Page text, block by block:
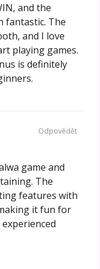
and the
fantastic. The
and I love
playing games.
is definitely
game and
The
features with
it fun for
Odpovědět